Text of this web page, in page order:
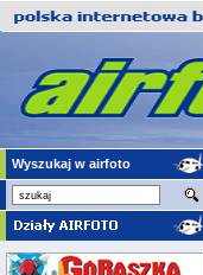
Wyszukaj w airfoto